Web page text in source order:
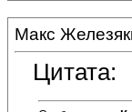
Макс
Цитата: